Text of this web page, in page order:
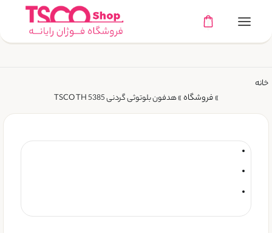
خانه
»فروشگاه»هدفون بلوتوثی گردنی TSCO TH 5385